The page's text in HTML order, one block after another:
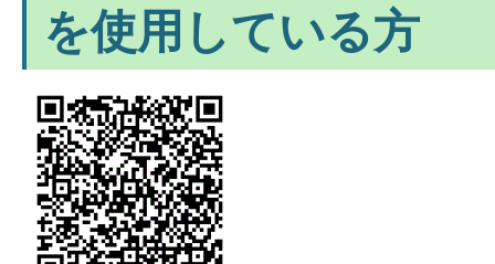
を使用している方